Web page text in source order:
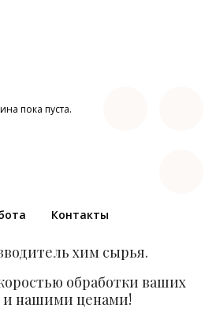
Контакты
пока пуста.
хим сырья.
обработки ваших
и нашими ценами!